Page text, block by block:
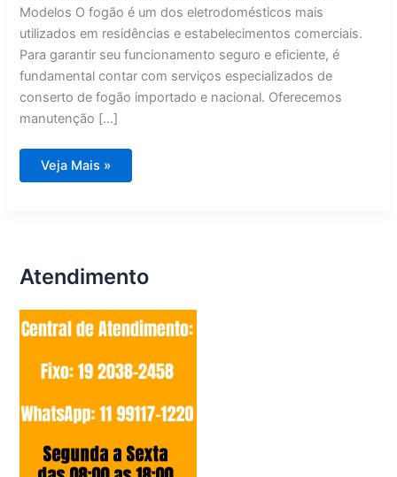
Modelos O fogão é um dos eletrodomésticos mais
utilizados em residências e estabelecimentos comerciais.
Para garantir seu funcionamento seguro e eficiente, é
fundamental contar com serviços especializados de
conserto de fogão importado e nacional. Oferecemos
manutenção […]
Conserto
de
Veja Mais »
Atendimento